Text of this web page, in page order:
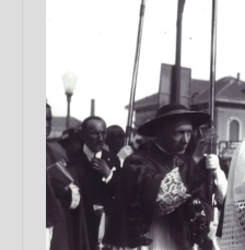
FAQ
Contatti